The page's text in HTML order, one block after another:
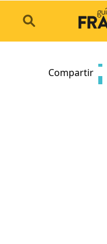
Compartir